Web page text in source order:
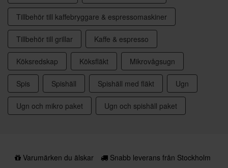
Tillbehör till kaffebryggare & espressomaskiner
Tillbehör till grillar Kaffe & espresso
Köksredskap Köksfläkt Mikrovågsugn
Spis Spishäll Spishäll med fläkt Ugn
Ugn och mikro paket Ugn och spishäll paket
Varumärken du älskar
Snabb leverans från Stockholm